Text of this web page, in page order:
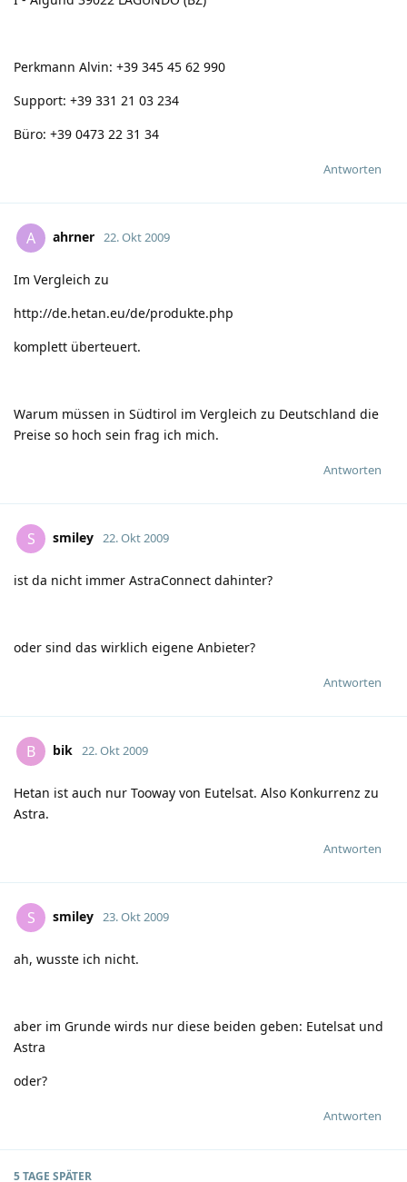
Perkmann Alvin: +39 345 45 62 990
Support: +39 331 21 03 234
Büro: +39 0473 22 31 34
Antworten
A ahrner 22. Okt 2009
Im Vergleich zu
http://de.hetan.eu/de/produkte.php
komplett überteuert.
Warum müssen in Südtirol im Vergleich zu Deutschland die
Preise so hoch sein frag ich mich.
Antworten
S smiley 22. Okt 2009
ist da nicht immer AstraConnect dahinter?
oder sind das wirklich eigene Anbieter?
Antworten
B bik 22. Okt 2009
Hetan ist auch nur Tooway von Eutelsat. Also Konkurrenz zu
Astra.
Antworten
S smiley 23. Okt 2009
ah, wusste ich nicht.
aber im Grunde wirds nur diese beiden geben: Eutelsat und
Astra
oder?
Antworten
5 TAGE SPÄTER